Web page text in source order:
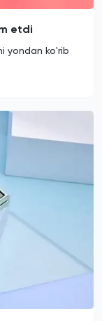
etdi
yondan ko'rib